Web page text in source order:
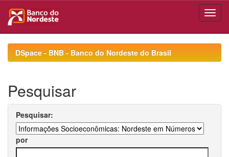
navigationDSpace - BNB - Banco do Nordeste do Brasil
Pesquisar
Pesquisar:
por